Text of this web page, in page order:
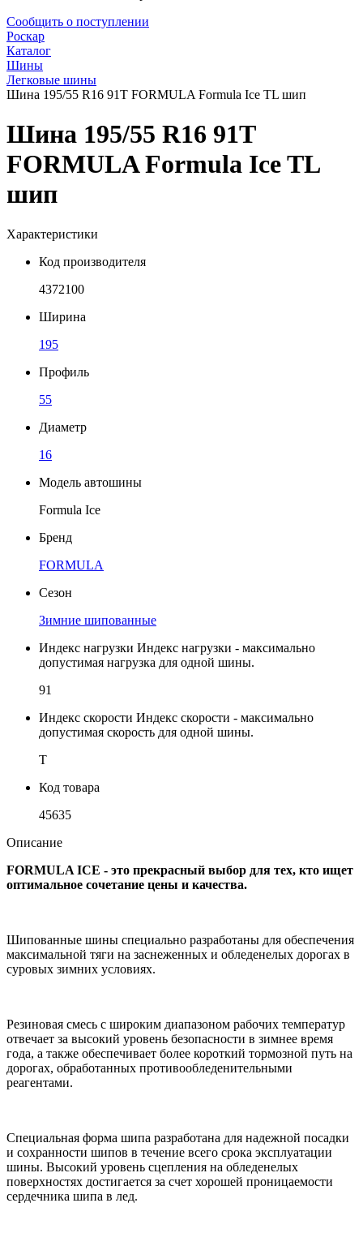
Сообщить о поступлении
Роскар
Каталог
Шины
Легковые шины
Шина 195/55 R16 91T FORMULA Formula Ice TL шип
Шина 195/55 R16 91T
FORMULA Formula Ice TL
шип
Характеристики
Код производителя
4372100
Ширина
195
Профиль
55
Диаметр
16
Модель автошины
Formula Ice
Бренд
FORMULA
Сезон
Зимние шипованные
Индекс нагрузки Индекс нагрузки - максимально
допустимая нагрузка для одной шины.
91
Индекс скорости Индекс скорости - максимально
допустимая скорость для одной шины.
T
Код товара
45635
Описание
FORMULA ICE - это прекрасный выбор для тех, кто ищет
оптимальное сочетание цены и качества.
Шипованные шины специально разработаны для обеспечения
максимальной тяги на заснеженных и обледенелых дорогах в
суровых зимних условиях.
Резиновая смесь с широким диапазоном рабочих температур
отвечает за высокий уровень безопасности в зимнее время
года, а также обеспечивает более короткий тормозной путь на
дорогах, обработанных противообледенительными
реагентами.
Специальная форма шипа разработана для надежной посадки
и сохранности шипов в течение всего срока эксплуатации
шины. Высокий уровень сцепления на обледенелых
поверхностях достигается за счет хорошей проницаемости
сердечника шипа в лед.